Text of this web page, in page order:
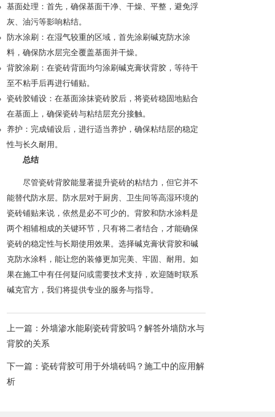
基面处理：首先，确保基面干净、干燥、平整，避免浮
灰、油污等影响粘结。
防水涂刷：在湿气较重的区域，首先涂刷碱克防水涂
料，确保防水层完全覆盖基面并干燥。
背胶涂刷：在瓷砖背面均匀涂刷碱克膏状背胶，等待干
至不粘手后再进行铺贴。
瓷砖胶铺设：在基面涂抹瓷砖胶后，将瓷砖稳固地贴合
在基面上，确保瓷砖与粘结层充分接触。
养护：完成铺设后，进行适当养护，确保粘结层的稳定
性与长久耐用。
总结
尽管瓷砖背胶能显著提升瓷砖的粘结力，但它并不
能替代防水层。防水层对于厨房、卫生间等高湿环境的
瓷砖铺贴来说，依然是必不可少的。背胶和防水涂料是
两个相辅相成的关键环节，只有将二者结合，才能确保
瓷砖的稳定性与长期使用效果。选择碱克膏状背胶和碱
克防水涂料，能让您的装修更加完美、牢固、耐用。如
果在施工中有任何疑问或需要技术支持，欢迎随时联系
碱克官方，我们将提供专业的服务与指导。
上一篇：外墙渗水能刷瓷砖背胶吗？解答外墙防水与
背胶的关系
下一篇：瓷砖背胶可用于外墙砖吗？施工中的应用解
析